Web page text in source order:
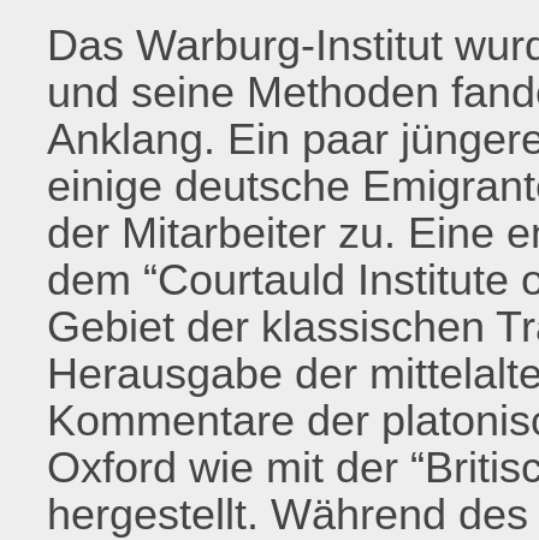
Das Warburg-Institut
und seine Methoden
Anklang. Ein paar
einige deutsche
der Mitarbeiter zu. Eine
dem “Courtauld Institute
Gebiet der klassischen
Herausgabe der
Kommentare der
Oxford wie mit der
hergestellt. Während